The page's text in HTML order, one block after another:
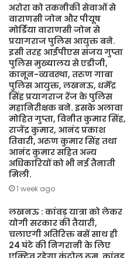
अरोरा को तकनीकी सेवाओं से
वाराणसी जोन और पीयूष
मोर्डिया वाराणसी जोन से
प्रयागराज पुलिस आयुक्त बने.
इसी तरह आईपीएस संजय गुप्ता
पुलिस मुख्यालय से एडीजी,
कानून-व्यवस्था, तरुण गाबा
पुलिस आयुक्त, लखनऊ, धर्मेंद्र
सिंह प्रयागराज रेंज के पुलिस
महानिरीक्षक बने. इसके अलावा
मोहित गुप्ता, विनीत कुमार सिंह,
राजेंद्र कुमार, आनंद प्रकाश
तिवारी, अरुण कुमार सिंह तथा
आनंद कुमार सहित अन्य
अधिकारियों को भी नई तैनाती
मिली.
1 week ago
लखनऊ : कांवड़ यात्रा को लेकर
योगी सरकार की तैयारी,
चलाएगी अतिरिक्त बसें साथ ही
24 घंटे की निगरानी के लिए